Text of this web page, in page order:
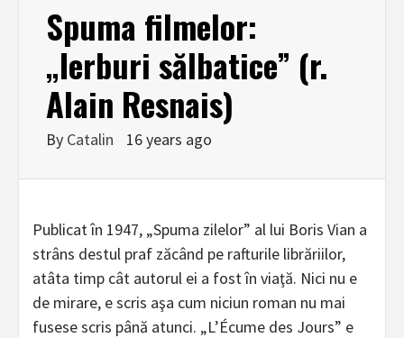
Spuma filmelor:
„Ierburi sălbatice” (r.
Alain Resnais)
By Catalin 16 years ago
Publicat în 1947, „Spuma zilelor” al lui Boris Vian a
strâns destul praf zăcând pe rafturile librăriilor,
atâta timp cât autorul ei a fost în viaţă. Nici nu e
de mirare, e scris aşa cum niciun roman nu mai
fusese scris până atunci. „L’Écume des Jours” e